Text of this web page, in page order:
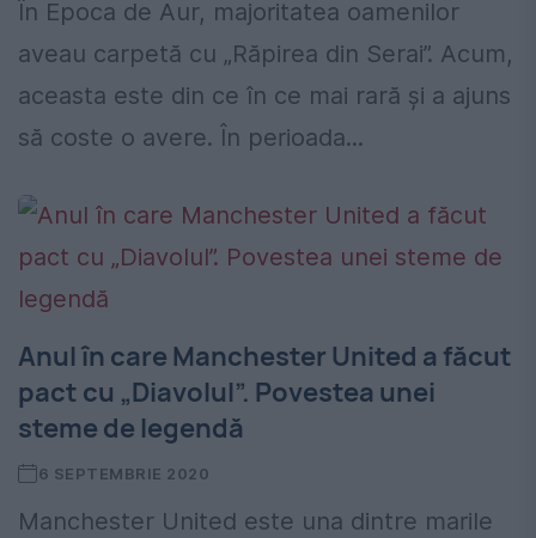
În Epoca de Aur, majoritatea oamenilor
aveau carpetă cu „Răpirea din Serai”. Acum,
aceasta este din ce în ce mai rară și a ajuns
să coste o avere. În perioada...
Anul în care Manchester United a făcut
pact cu „Diavolul”. Povestea unei
steme de legendă
6 SEPTEMBRIE 2020
Manchester United este una dintre marile